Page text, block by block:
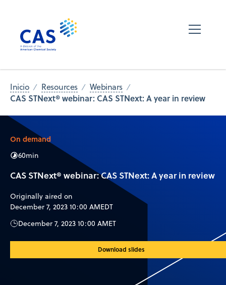
Inicio Resources Webinars
CAS STNext® webinar: CAS STNext: A year in review
On demand
60min
CAS STNext® webinar: CAS STNext: A year in review
Originally aired on
December 7, 2023 10:00 AMEDT
December 7, 2023 10:00 AMET
Download slides